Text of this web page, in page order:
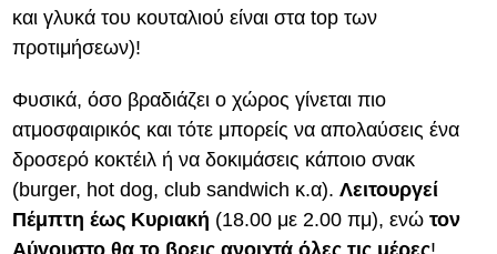
και γλυκά του κουταλιού είναι στα top των
προτιμήσεων)!
Φυσικά, όσο βραδιάζει ο χώρος γίνεται πιο
ατμοσφαιρικός και τότε μπορείς να απολαύσεις ένα
δροσερό κοκτέιλ ή να δοκιμάσεις κάποιο σνακ
(burger, hot dog, club sandwich κ.α).Λειτουργεί
Πέμπτη έως Κυριακή (18.00 με 2.00 πμ), ενώτον